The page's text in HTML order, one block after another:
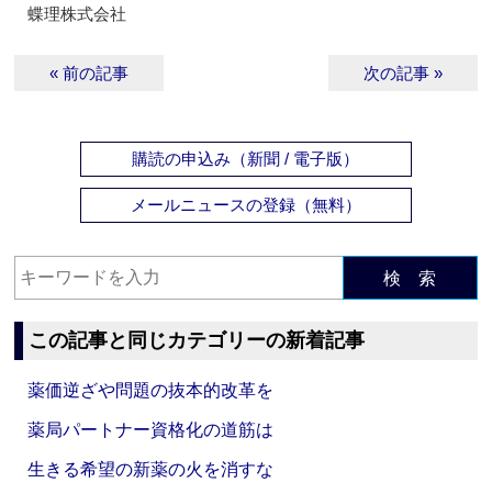
蝶理株式会社
« 前の記事 次の記事 »
購読の申込み（新聞 / 電子版）
メールニュースの登録（無料）
検 索
この記事と同じカテゴリーの新着記事
薬価逆ざや問題の抜本的改革を
薬局パートナー資格化の道筋は
生きる希望の新薬の火を消すな